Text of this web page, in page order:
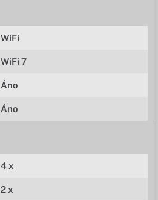
WiFi
WiFi 7
Áno
Áno
4 x
2 x